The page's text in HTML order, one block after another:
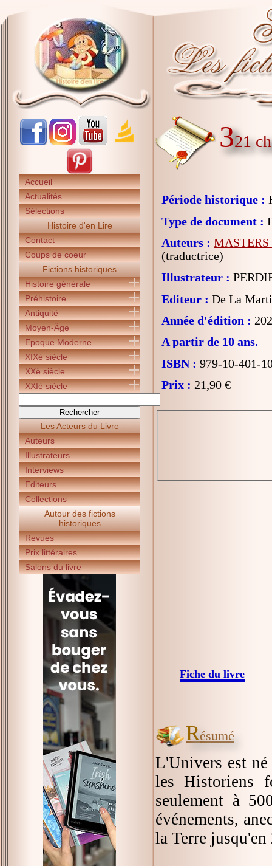
Accueil
Actualités
Sélections
Histoire d'en Lire
Contact
Coups de coeur
Fictions historiques
Histoire générale
Préhistoire
Antiquité
Moyen-Âge
Epoque Moderne
XIXè siècle
XXè siècle
XXIè siècle
Les Acteurs du Livre
Auteurs
Illustrateurs
Interviews
Editeurs
Collections
Autour des fictions
historiques
Revues
Prix littéraires
Salons du livre
321
Période historique :
Type de document :
Auteurs :
(traductrice)
Illustrateur :
Editeur : De La
Année d'édition :
A partir de 10 ans.
ISBN : 979-10-401-
Prix : 21,90 €
Fiche du livre
Résumé
L'Univers est
les Historiens
seulement à
événements,
la Terre jusqu'en